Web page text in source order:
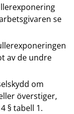
se
av de undre
om
överstiger,
§ tabell 1.